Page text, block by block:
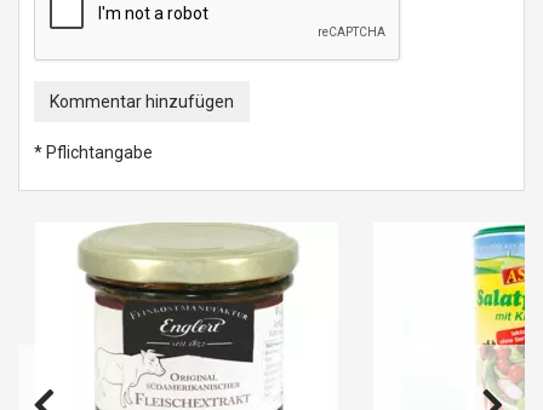
Kommentar hinzufügen
* Pflichtangabe